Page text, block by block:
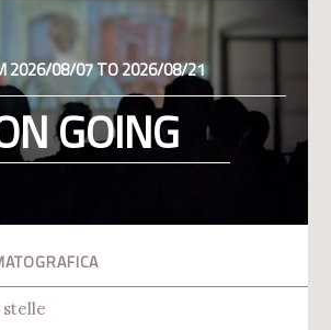
2026/08/07 TO 2026/08/21
GOING